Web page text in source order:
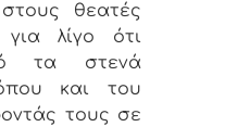
θεατές
λίγο ότι
τα στενά
και του
τους σε